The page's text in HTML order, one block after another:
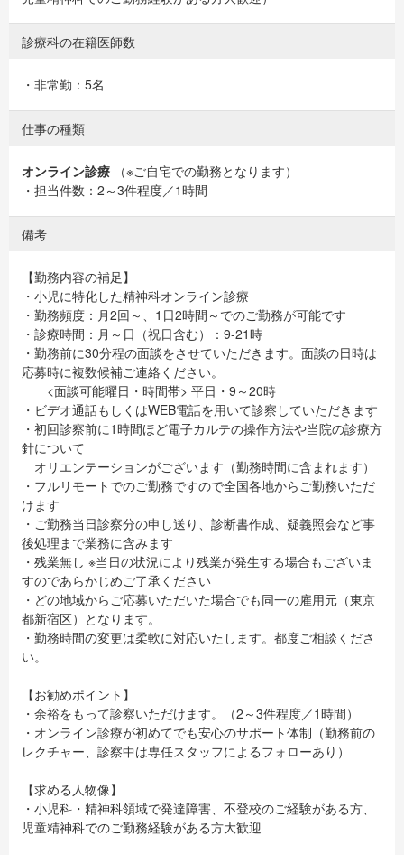
診療科の在籍医師数
・非常勤：5名
仕事の種類
オンライン診療 （※ご自宅での勤務となります）
・担当件数：2～3件程度／1時間
備考
【勤務内容の補足】
・小児に特化した精神科オンライン診療
・勤務頻度：月2回～、1日2時間～でのご勤務が可能です
・診療時間：月～日（祝日含む）：9-21時
・勤務前に30分程の面談をさせていただきます。面談の日時は
応募時に複数候補ご連絡ください。
<面談可能曜日・時間帯> 平日・9～20時
・ビデオ通話もしくはWEB電話を用いて診察していただきます
・初回診察前に1時間ほど電子カルテの操作方法や当院の診療方
針について
オリエンテーションがございます（勤務時間に含まれます）
・フルリモートでのご勤務ですので全国各地からご勤務いただ
けます
・ご勤務当日診察分の申し送り、診断書作成、疑義照会など事
後処理まで業務に含みます
・残業無し ※当日の状況により残業が発生する場合もございま
すのであらかじめご了承ください
・どの地域からご応募いただいた場合でも同一の雇用元（東京
都新宿区）となります。
・勤務時間の変更は柔軟に対応いたします。都度ご相談くださ
い。
【お勧めポイント】
・余裕をもって診察いただけます。（2～3件程度／1時間）
・オンライン診療が初めてでも安心のサポート体制（勤務前の
レクチャー、診察中は専任スタッフによるフォローあり）
【求める人物像】
・小児科・精神科領域で発達障害、不登校のご経験がある方、
児童精神科でのご勤務経験がある方大歓迎